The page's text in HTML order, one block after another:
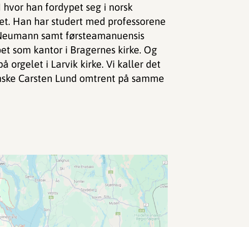
han fordypet seg i norsk
Han har studert med professorene
samt førsteamanuensis
som kantor i Bragernes kirke. Og
orgelet i Larvik kirke. Vi kaller det
Carsten Lund omtrent på samme